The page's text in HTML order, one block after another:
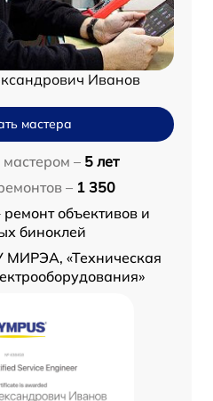
Иванов
мастера
– 5 лет
– 1 350
ремонт объективов и
биноклей
МИРЭА, «Техническая